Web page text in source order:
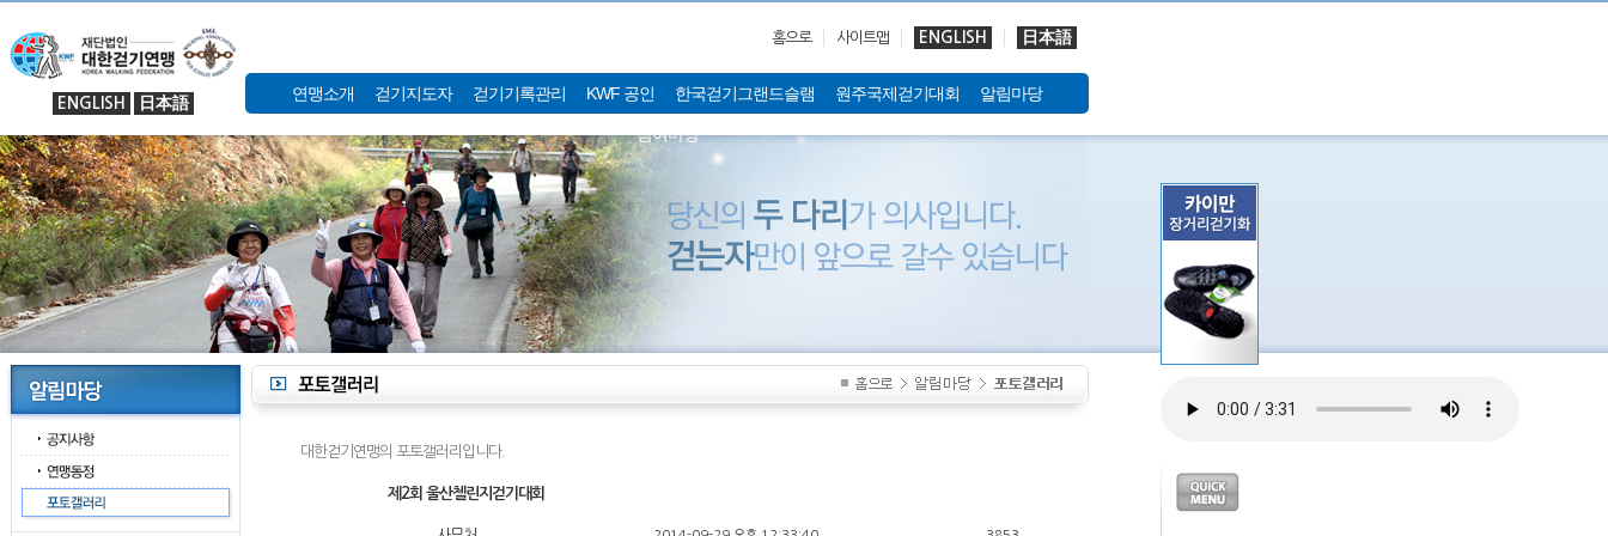
ENGLISH 日本語
홈으로 사이트맵 ENGLISH 日本語
연맹소개 걷기지도자 걷기기록관리 KWF 공인 한국걷기그랜드슬램 원주국제걷기대회 알림마당
참여마당
대한걷기연맹의 포토갤러리입니다.
제2회 울산첼린지걷기대회